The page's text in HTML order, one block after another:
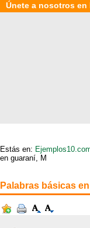
Únete a nosotros en
Estás en:
en guaraní, M
Palabras básicas